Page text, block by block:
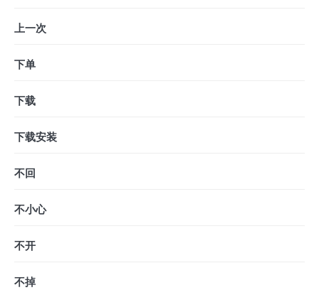
上一次
下单
下载
下载安装
不回
不小心
不开
不掉